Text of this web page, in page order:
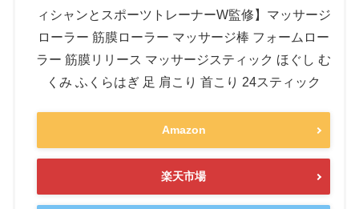
ィシャンとスポーツトレーナーW監修】マッサージ
ローラー 筋膜ローラー マッサージ棒 フォームロー
ラー 筋膜リリース マッサージスティック ほぐし む
くみ ふくらはぎ 足 肩こり 首こり 24スティック
Amazon
楽天市場